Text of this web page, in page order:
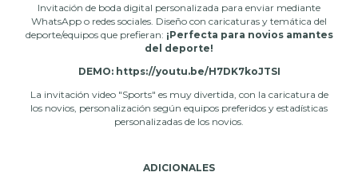
Invitación de boda digital personalizada para enviar mediante
WhatsApp o redes sociales. Diseño con caricaturas y temática del
deporte/equipos que prefieran: ¡Perfecta para novios amantes
del deporte!
DEMO: https://youtu.be/H7DK7koJTSI
La invitación video "Sports" es muy divertida, con la caricatura de
los novios, personalización según equipos preferidos y estadísticas
personalizadas de los novios.
ADICIONALES